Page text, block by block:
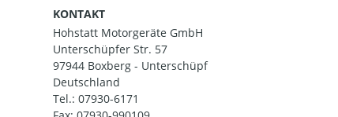
KONTAKT
Hohstatt Motorgeräte GmbH
Unterschüpfer Str. 57
97944 Boxberg - Unterschüpf
Deutschland
Tel.: 07930-6171